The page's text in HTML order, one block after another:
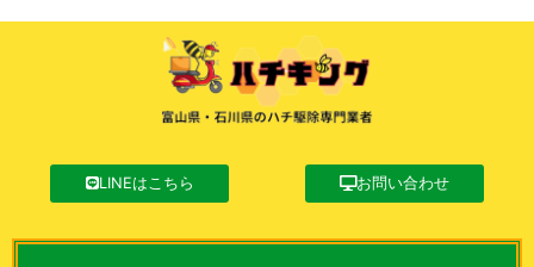
LINEはこちら お問い合わせ